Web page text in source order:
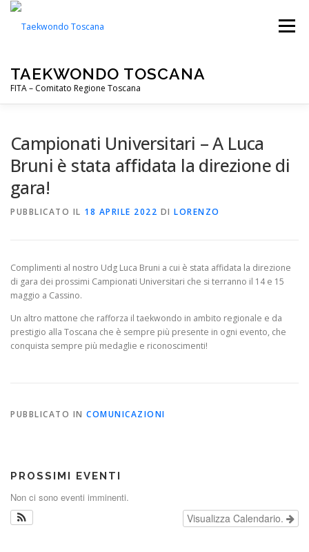
Passa
contenuto
TAEKWONDO TOSCANA
FITA – Comitato Regione Toscana
Menu
CIP TOSCANA
Campionati Universitari – A Luca
Bruni è stata affidata la direzione di
gara!
PUBBLICATO IL 18 APRILE 2022 DI LORENZO
Complimenti al nostro Udg Luca Bruni a cui è stata affidata la direzione
di gara dei prossimi Campionati Universitari che si terranno il 14 e 15
maggio a Cassino.
Un altro mattone che rafforza il taekwondo in ambito regionale e da
prestigio alla Toscana che è sempre più presente in ogni evento, che
conquista sempre più medaglie e riconoscimenti!
PUBBLICATO IN COMUNICAZIONI
PROSSIMI EVENTI
Non ci sono eventi imminenti.
Visualizza Calendario.